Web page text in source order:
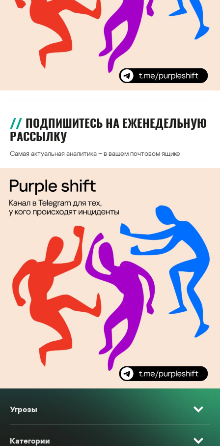
ПОДПИШИТЕСЬ НА ЕЖЕНЕДЕЛЬНУЮ
РАССЫЛКУ
Самая актуальная аналитика – в вашем почтовом ящике
Угрозы
Категории